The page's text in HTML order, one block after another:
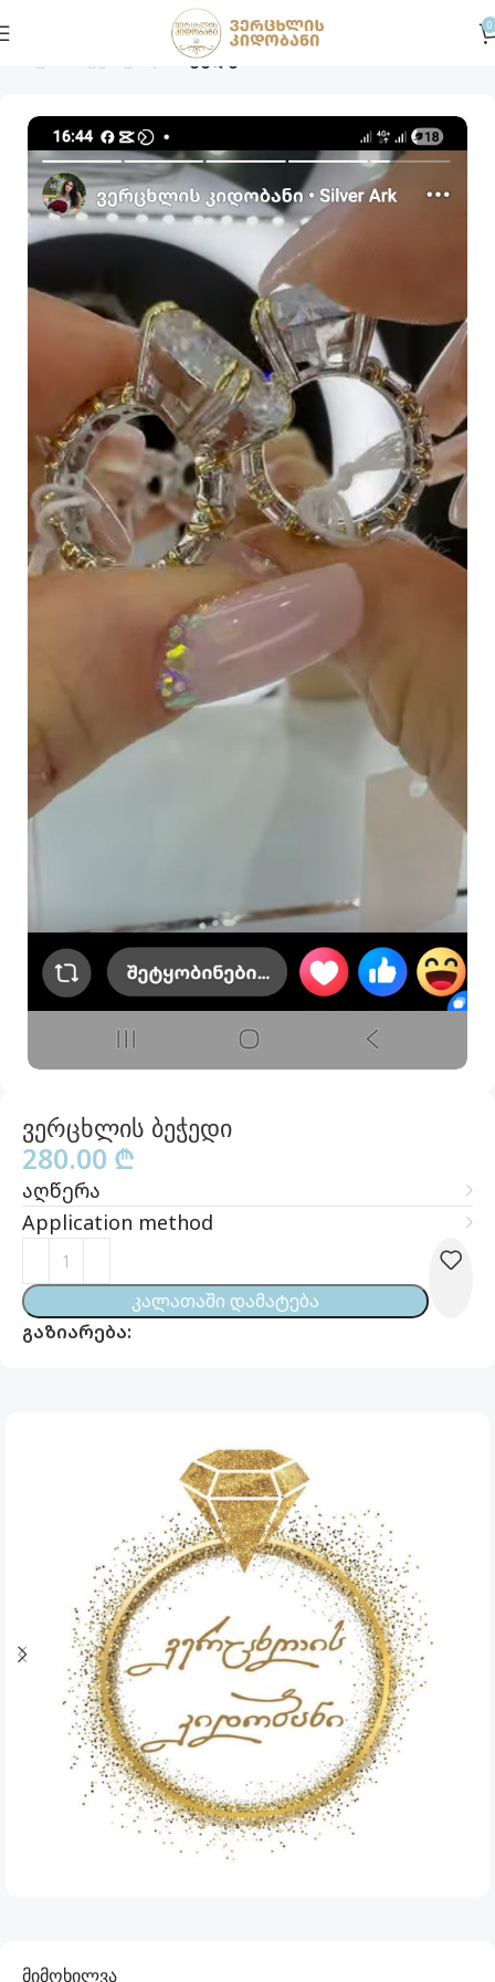
0
ბეჭდები
ვერცხლის ბეჭედი
280.00 ₾
აღწერა
Application method
Კალათაში Დამატება
გაზიარება:
მიმოხილვა